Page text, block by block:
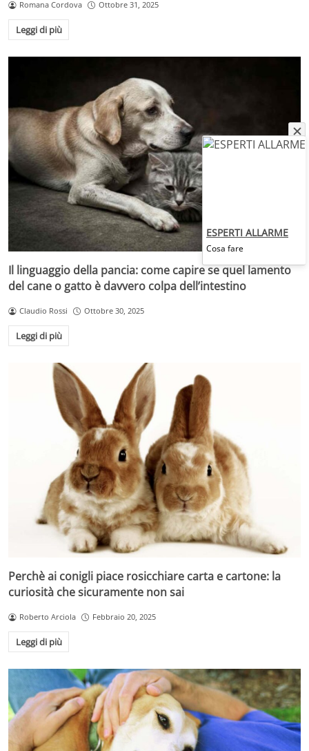
Romana Cordova Ottobre 31, 2025
Leggi di più
Il linguaggio della pancia: come capire se quel lamento
del cane o gatto è davvero colpa dell’intestino
Claudio Rossi Ottobre 30, 2025
Leggi di più
Perchè ai conigli piace rosicchiare carta e cartone: la
curiosità che sicuramente non sai
Roberto Arciola Febbraio 20, 2025
Leggi di più
ESPERTI ALLARME
Cosa fare